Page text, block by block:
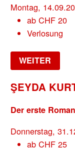
Montag,
ab CHF20
Verlosung
WEITER
ŞEYDA
Der erste
Donnerstag,
ab CHF25